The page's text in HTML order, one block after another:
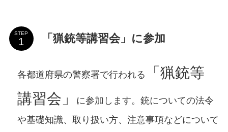
STEP 「猟銃等講習会」に参加
各都道府県の警察署で行われる
「猟銃等
講習会」
に参加します。銃についての法令
や基礎知識、取り扱い方、注意事項などについて